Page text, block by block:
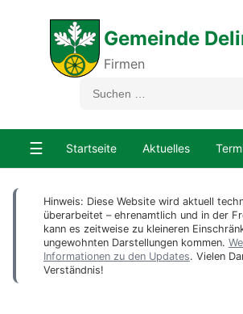
Gemeinde
Firmen
☰ Startseite Aktuelles
Hinweis: Diese Website wird aktuell
überarbeitet – ehrenamtlich und in der
kann es zeitweise zu kleineren
ungewohnten Darstellungen kommen.
Informationen zu den Updates. Vielen
Verständnis!